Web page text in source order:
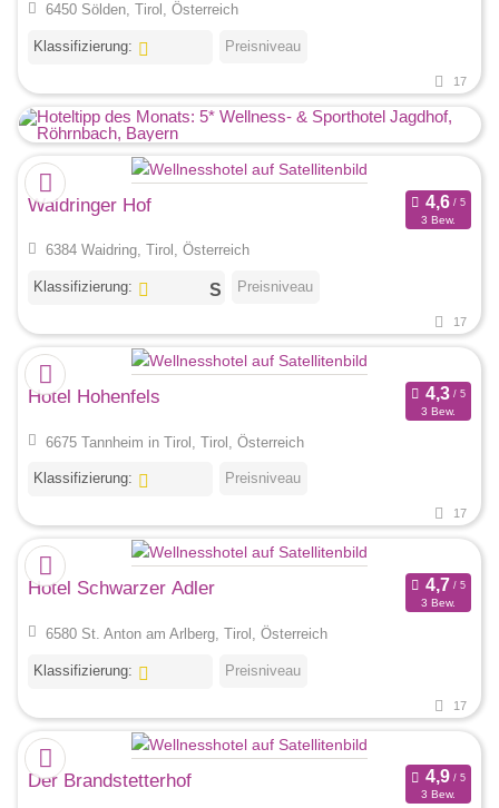
6450 Sölden, Tirol, Österreich
Klassifizierung: Preisniveau
17
Waidringer Hof
3 Bew.
6384 Waidring, Tirol, Österreich
Klassifizierung: Preisniveau
17
Hotel Hohenfels
3 Bew.
6675 Tannheim in Tirol, Tirol, Österreich
Klassifizierung: Preisniveau
17
Hotel Schwarzer Adler
3 Bew.
6580 St. Anton am Arlberg, Tirol, Österreich
Klassifizierung: Preisniveau
17
Der Brandstetterhof
3 Bew.